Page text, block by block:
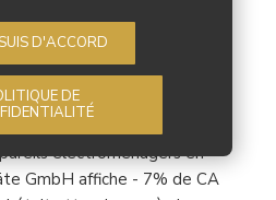
D'ACCORD
DE
est satisfait de son
et ses dépenses
sa viabilité future et sa
et l’ambition régnaient
électroménagers en
GmbH affiche - 7% de CA